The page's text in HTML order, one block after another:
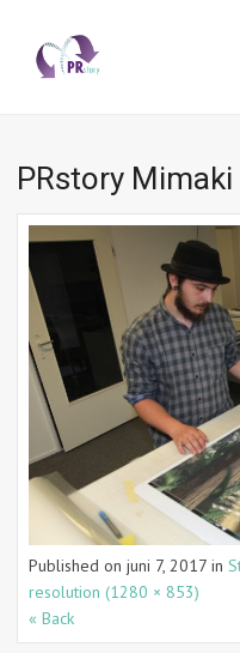
PRstory
Published on juni 7, 2017 in
resolution (1280 × 853)
« Back